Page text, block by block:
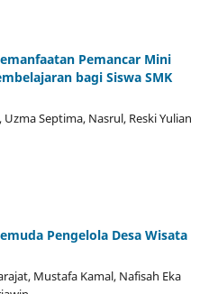
Pemancar Mini
bagi Siswa SMK
Septima, Nasrul, Reski Yulian
Pengelola Desa Wisata
Mustafa Kamal, Nafisah Eka